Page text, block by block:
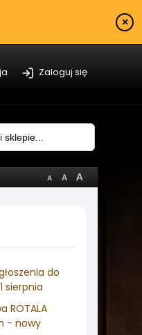
×
Zaloguj się
do
sierpnia
ROTALA
- nowy